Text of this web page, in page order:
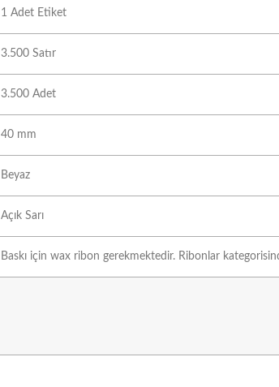
1 Adet Etiket
3.500 Satır
3.500 Adet
40 mm
Beyaz
Açık Sarı
Baskı için wax ribon gerekmektedir. Ribonlar